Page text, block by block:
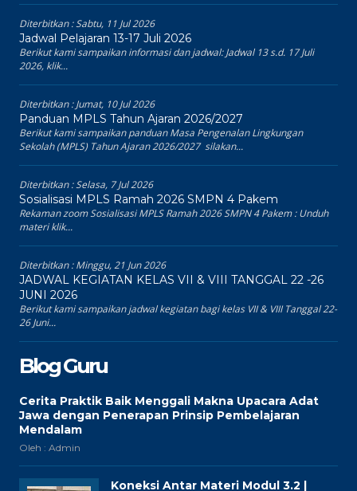
Diterbitkan :Sabtu, 11 Jul 2026
Jadwal Pelajaran 13-17 Juli 2026
Berikut kami sampaikan informasi dan jadwal: Jadwal 13 s.d. 17 Juli
2026, klik...
Diterbitkan :Jumat, 10 Jul 2026
Panduan MPLS Tahun Ajaran 2026/2027
Berikut kami sampaikan panduan Masa Pengenalan Lingkungan
Sekolah (MPLS) Tahun Ajaran 2026/2027 silakan...
Diterbitkan :Selasa, 7 Jul 2026
Sosialisasi MPLS Ramah 2026 SMPN 4 Pakem
Rekaman zoom Sosialisasi MPLS Ramah 2026 SMPN 4 Pakem : Unduh
materi klik...
Diterbitkan :Minggu, 21 Jun 2026
JADWAL KEGIATAN KELAS VII & VIII TANGGAL 22 -26
JUNI 2026
Berikut kami sampaikan jadwal kegiatan bagi kelas VII & VIII Tanggal 22-
26 Juni...
Blog Guru
Cerita Praktik Baik Menggali Makna Upacara Adat
Jawa dengan Penerapan Prinsip Pembelajaran
Mendalam
Oleh : Admin
Koneksi Antar Materi Modul 3.2 |